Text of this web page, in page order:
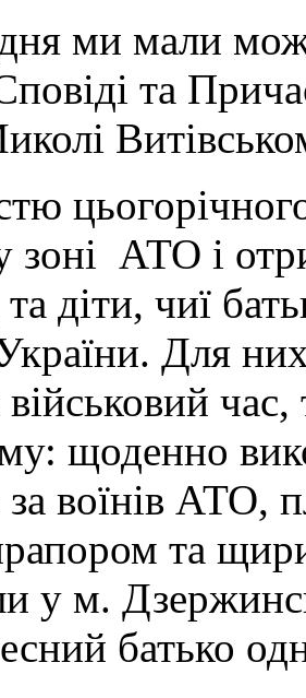
ми мали
та
зоні АТО і
діти, чиї
Для
військовий
щоденно
воїнів АТО,
та
у м.
батько